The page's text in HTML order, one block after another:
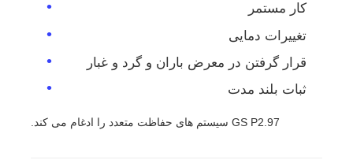
کار مستمر
تغییرات دمایی
قرار گرفتن در معرض باران و گرد و غبار
ثبات بلند مدت
GS P2.97 سیستم های حفاظت متعدد را ادغام می کند.